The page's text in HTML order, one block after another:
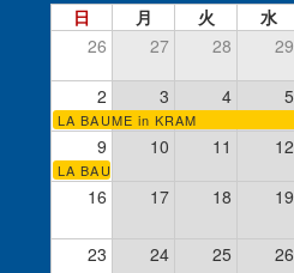
日 月 火 水
26
27 28 29
2 3 4 5
LA BAUME in KRAM
9 10 11 12
LA BAUME in KRAM
16 17 18 19
23 24 25 26